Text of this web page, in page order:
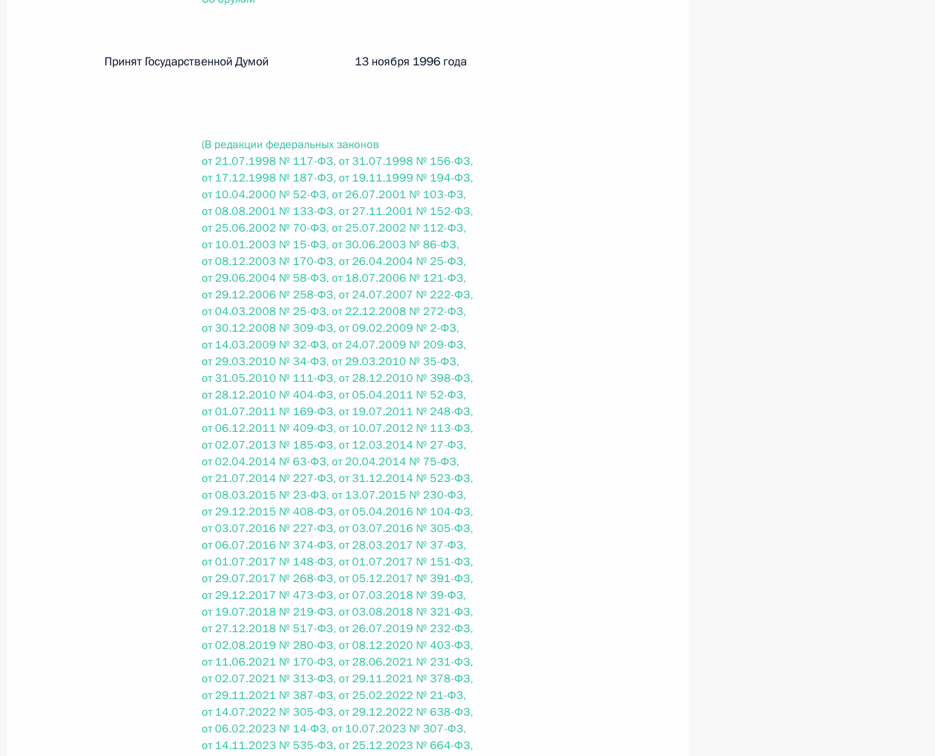
О внесении изменений в статью 12 Федерального закона «О персональных данных» и отдельные
юрисдикции в Российской Федерации»
Федеральный закон от 26.07.2026 г. № 263-ФЗ
О внесении изменений в статью 12 Федерального закона «О государственной регистрации
Федеральный закон от 26.07.2026 г. № 242-ФЗ
О внесении изменений в статьи 85 и 102 части первой и статью 227–1 части второй Налогового
кодекса Российской Федерации
Федеральный закон от 26.07.2026 г. № 246-ФЗ
О внесении изменений в Трудовой кодекс Российской Федерации
Федеральный закон от 26.07.2026 г. № 268-ФЗ
О внесении изменений в Федеральный закон «О пробации в Российской Федерации»
Федеральный закон от 26.07.2026 г. № 267-ФЗ
О внесении изменения в статью 2 Федерального закона «О благотворительной деятельности
и добровольчестве (волонтерстве)»
Принят Государственной Думой 13 ноября 1996 года
(В редакции федеральных законов
от 21.07.1998 № 117-ФЗ, от 31.07.1998 № 156-ФЗ,
от 17.12.1998 № 187-ФЗ, от 19.11.1999 № 194-ФЗ,
от 10.04.2000 № 52-ФЗ, от 26.07.2001 № 103-ФЗ,
от 08.08.2001 № 133-ФЗ, от 27.11.2001 № 152-ФЗ,
от 25.06.2002 № 70-ФЗ, от 25.07.2002 № 112-ФЗ,
от 10.01.2003 № 15-ФЗ, от 30.06.2003 № 86-ФЗ,
от 08.12.2003 № 170-ФЗ, от 26.04.2004 № 25-ФЗ,
от 29.06.2004 № 58-ФЗ, от 18.07.2006 № 121-ФЗ,
от 29.12.2006 № 258-ФЗ, от 24.07.2007 № 222-ФЗ,
от 04.03.2008 № 25-ФЗ, от 22.12.2008 № 272-ФЗ,
от 30.12.2008 № 309-ФЗ, от 09.02.2009 № 2-ФЗ,
от 14.03.2009 № 32-ФЗ, от 24.07.2009 № 209-ФЗ,
от 29.03.2010 № 34-ФЗ, от 29.03.2010 № 35-ФЗ,
от 31.05.2010 № 111-ФЗ, от 28.12.2010 № 398-ФЗ,
от 28.12.2010 № 404-ФЗ, от 05.04.2011 № 52-ФЗ,
от 01.07.2011 № 169-ФЗ, от 19.07.2011 № 248-ФЗ,
от 06.12.2011 № 409-ФЗ, от 10.07.2012 № 113-ФЗ,
от 02.07.2013 № 185-ФЗ, от 12.03.2014 № 27-ФЗ,
от 02.04.2014 № 63-ФЗ, от 20.04.2014 № 75-ФЗ,
от 21.07.2014 № 227-ФЗ, от 31.12.2014 № 523-ФЗ,
от 08.03.2015 № 23-ФЗ, от 13.07.2015 № 230-ФЗ,
от 29.12.2015 № 408-ФЗ, от 05.04.2016 № 104-ФЗ,
от 03.07.2016 № 227-ФЗ, от 03.07.2016 № 305-ФЗ,
от 06.07.2016 № 374-ФЗ, от 28.03.2017 № 37-ФЗ,
от 01.07.2017 № 148-ФЗ, от 01.07.2017 № 151-ФЗ,
от 29.07.2017 № 268-ФЗ, от 05.12.2017 № 391-ФЗ,
от 29.12.2017 № 473-ФЗ, от 07.03.2018 № 39-ФЗ,
от 19.07.2018 № 219-ФЗ, от 03.08.2018 № 321-ФЗ,
от 27.12.2018 № 517-ФЗ, от 26.07.2019 № 232-ФЗ,
от 02.08.2019 № 280-ФЗ, от 08.12.2020 № 403-ФЗ,
от 11.06.2021 № 170-ФЗ, от 28.06.2021 № 231-ФЗ,
от 02.07.2021 № 313-ФЗ, от 29.11.2021 № 378-ФЗ,
от 29.11.2021 № 387-ФЗ, от 25.02.2022 № 21-ФЗ,
от 14.07.2022 № 305-ФЗ, от 29.12.2022 № 638-ФЗ,
от 06.02.2023 № 14-ФЗ, от 10.07.2023 № 307-ФЗ,
от 14.11.2023 № 535-ФЗ, от 25.12.2023 № 664-ФЗ,